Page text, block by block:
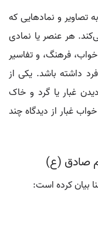
تصاویر و نمادهایی که
هر عنصر یا نمادی
فرهنگ، و تفاسیر
داشته باشد. یکی از
غبار یا گرد و خاک
غبار از دیدگاه چند
صادق (ع)
بیان کرده است: